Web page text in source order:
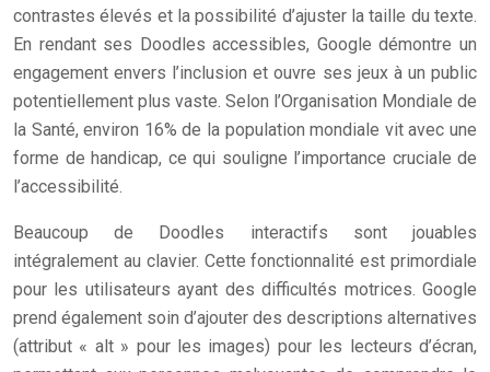
contrastes élevés et la possibilité d’ajuster la taille du texte.
En rendant ses Doodles accessibles, Google démontre un
engagement envers l’inclusion et ouvre ses jeux à un public
potentiellement plus vaste. Selon l’Organisation Mondiale de
la Santé, environ 16% de la population mondiale vit avec une
forme de handicap, ce qui souligne l’importance cruciale de
l’accessibilité.
Beaucoup de Doodles interactifs sont jouables
intégralement au clavier. Cette fonctionnalité est primordiale
pour les utilisateurs ayant des difficultés motrices. Google
prend également soin d’ajouter des descriptions alternatives
(attribut « alt » pour les images) pour les lecteurs d’écran,